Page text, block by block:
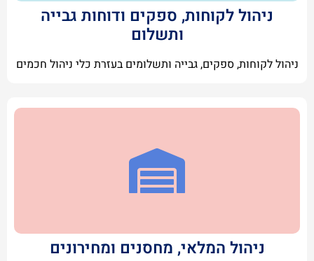
ניהול לקוחות, ספקים ודוחות גבייה
ותשלום
ניהול לקוחות, ספקים, גבייה ותשלומים בעזרת כלי ניהול חכמים
ניהול המלאי, מחסנים ומחירונים